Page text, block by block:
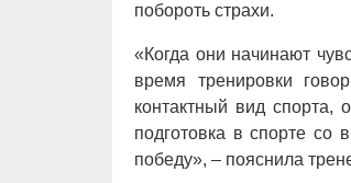
побороть страхи.
«Когда они начинают
время тренировки
контактный вид спорта,
подготовка в спорте
победу», – пояснила